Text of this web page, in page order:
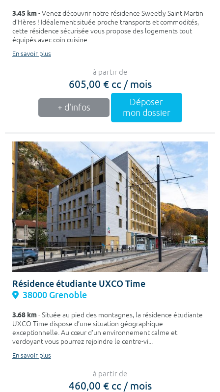
3.45 km- Venez découvrir notre résidence Sweetly Saint Martin
d'Hères ! Idéalement située proche transports et commodités,
cette résidence sécurisée vous propose des logements tout
équipés avec coin cuisine...
En savoir plus
à partir de
605,00 € cc / mois
+ d'infos
Déposer
mon dossier
Résidence étudiante UXCO Time
38000 Grenoble
3.68 km- Située au pied des montagnes, la résidence étudiante
UXCO Time dispose d’une situation géographique
exceptionnelle. Au cœur d’un environnement calme et
verdoyant vous pourrez rejoindre le centre-vi...
En savoir plus
à partir de
460,00 € cc / mois